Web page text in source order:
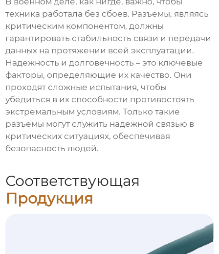
техника работала без сбоев. Разъемы, являясь
критическим компонентом, должны
гарантировать стабильность связи и передачи
данных на протяжении всей эксплуатации.
Надежность и долговечность – это ключевые
факторы, определяющие их качество. Они
проходят сложные испытания, чтобы
убедиться в их способности противостоять
экстремальным условиям. Только такие
разъемы могут служить надежной связью в
критических ситуациях, обеспечивая
безопасность людей.
Соответствующая
Продукция